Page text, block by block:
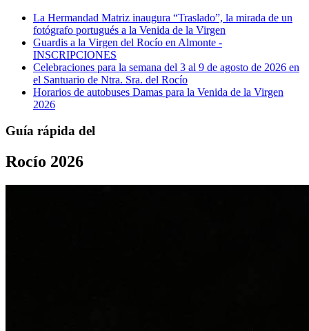
La Hermandad Matriz inaugura “Traslado”, la mirada de un
fotógrafo portugués a la Venida de la Virgen
Guardis a la Virgen del Rocío en Almonte -
INSCRIPCIONES
Celebraciones para la semana del 3 al 9 de agosto de 2026 en
el Santuario de Ntra. Sra. del Rocío
Horarios de autobuses Damas para la Venida de la Virgen
2026
Guía rápida del
Rocío 2026